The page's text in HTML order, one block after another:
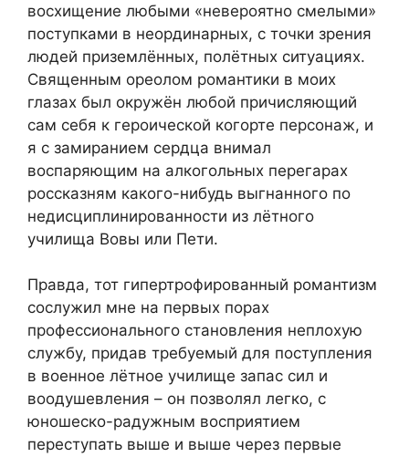
восхищение любыми «невероятно смелыми»
поступками в неординарных, с точки зрения
людей приземлённых, полётных ситуациях.
Священным ореолом романтики в моих
глазах был окружён любой причисляющий
сам себя к героической когорте персонаж, и
я с замиранием сердца внимал
воспаряющим на алкогольных перегарах
россказням какого-нибудь выгнанного по
недисциплинированности из лётного
училища Вовы или Пети.
Правда, тот гипертрофированный романтизм
сослужил мне на первых порах
профессионального становления неплохую
службу, придав требуемый для поступления
в военное лётное училище запас сил и
воодушевления – он позволял легко, с
юношеско-радужным восприятием
переступать выше и выше через первые